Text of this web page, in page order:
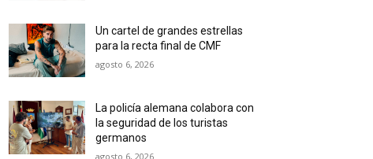
Un cartel de grandes estrellas
para la recta final de CMF
agosto 6, 2026
La policía alemana colabora con
la seguridad de los turistas
germanos
agosto 6, 2026